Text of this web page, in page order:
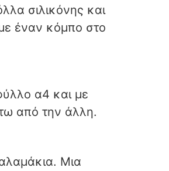
σιλικόνης και
έναν κόμπο στο
α4 και με
από την άλλη.
Μια